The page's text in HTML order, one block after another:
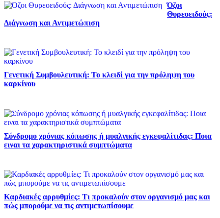
Όζοι
Θυρεοειδούς:
Διάγνωση και Αντιμετώπιση
Γενετική Συμβουλευτική: Το κλειδί για την πρόληψη του
καρκίνου
Σύνδρομο χρόνιας κόπωσης ή μυαλγικής εγκεφαλίτιδας: Ποια
ειναι τα χαρακτηριστικά συμπτώματα
Καρδιακές αρρυθμίες: Τι προκαλούν στον οργανισμό μας και
πώς μπορούμε να τις αντιμετωπίσουμε